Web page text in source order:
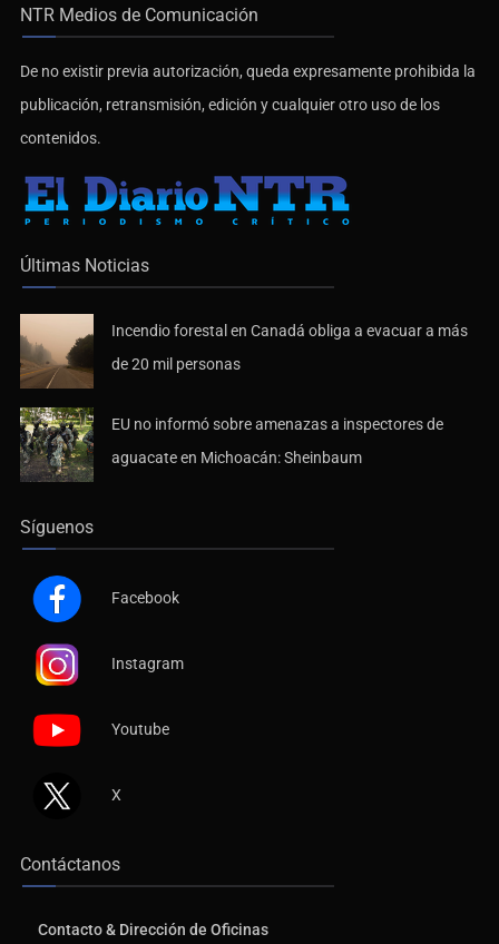
NTR Medios de Comunicación
De no existir previa autorización, queda expresamente prohibida la
publicación, retransmisión, edición y cualquier otro uso de los
contenidos.
Últimas Noticias
Incendio forestal en Canadá obliga a evacuar a más
de 20 mil personas
EU no informó sobre amenazas a inspectores de
aguacate en Michoacán: Sheinbaum
Síguenos
Facebook
Instagram
Youtube
X
Contáctanos
Contacto & Dirección de Oficinas